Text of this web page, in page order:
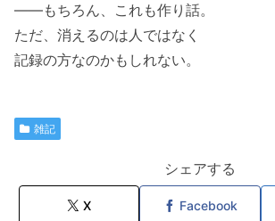
――もちろん、これも作り話。
ただ、消えるのは人ではなく
記録の方なのかもしれない。
雑記
シェアする
X Facebook